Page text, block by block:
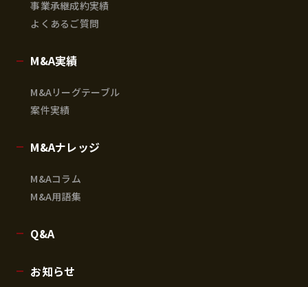
事業承継成約実績
よくあるご質問
M&A実績
M&Aリーグテーブル
案件実績
M&Aナレッジ
M&Aコラム
M&A用語集
Q&A
お知らせ